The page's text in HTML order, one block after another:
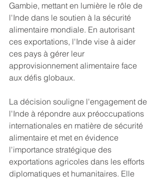
Gambie, mettant en lumière le rôle de
l'Inde dans le soutien à la sécurité
alimentaire mondiale. En autorisant
ces exportations, l'Inde vise à aider
ces pays à gérer leur
approvisionnement alimentaire face
aux défis globaux.
La décision souligne l'engagement de
l'Inde à répondre aux préoccupations
internationales en matière de sécurité
alimentaire et met en évidence
l'importance stratégique des
exportations agricoles dans les efforts
diplomatiques et humanitaires. Elle